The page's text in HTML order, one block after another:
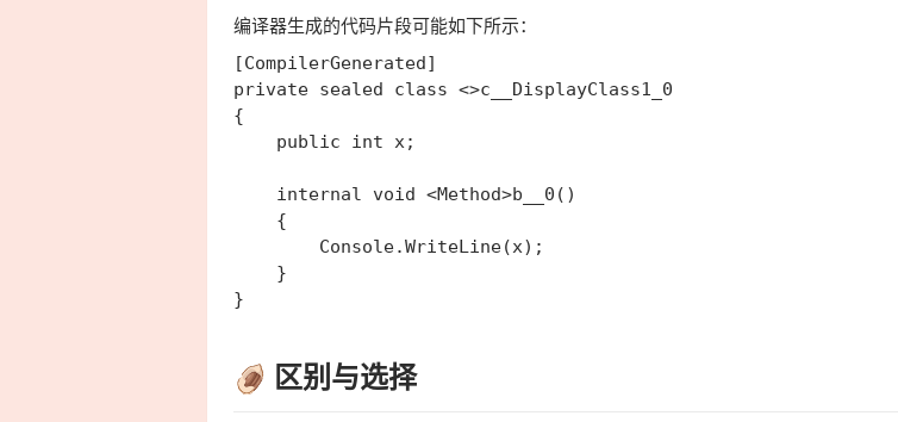
编译器生成的代码片段可能如下所示：
[CompilerGenerated]
private sealed class <>c__DisplayClass1_0
{
    public int x;
    internal void <Method>b__0()
    {
        Console.WriteLine(x);
    }
区别与选择